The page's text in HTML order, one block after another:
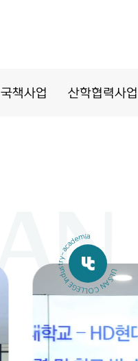
국책사업 산학협력사업
ULSAN COLLEGE Industry-academia